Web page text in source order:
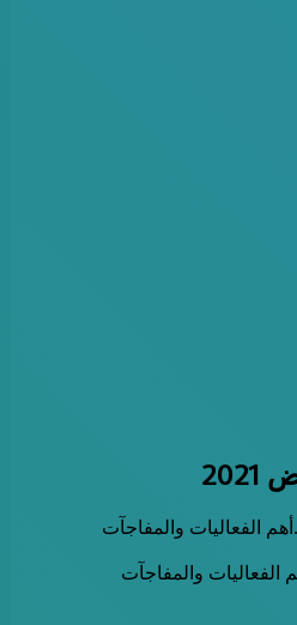
2021 ..أهم الفعاليات والمفاجآت